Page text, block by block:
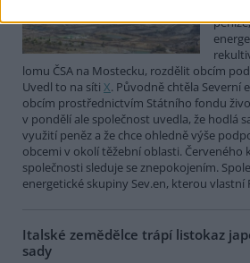
lomu ČSA na Mostecku, rozdělit obcím
Uvedl to na síti X. Původně chtěla Severní
obcím prostřednictvím Státního fondu
v pondělí ale společnost uvedla, že hodlá
využití peněz a že chce ohledně výše
obcemi v okolí těžební oblasti. Červeného
společnosti sleduje se znepokojením.
energetické skupiny Sev.en, kterou vlastní
Italské zemědělce trápí listokaz
sady